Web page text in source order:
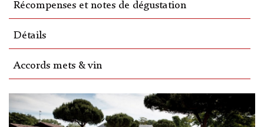
Récompenses et notes de dégustation
Détails
Accords mets & vin